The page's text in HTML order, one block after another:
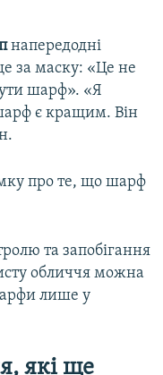
напередодні
за маску: «Це не
шарф». «Я
є кращим. Він
про те, що шарф
та запобігання
обличчя можна
лише у
які ще